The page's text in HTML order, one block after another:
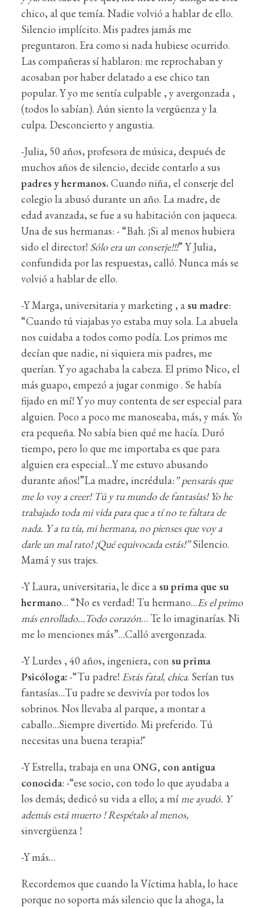
chico, al que temía. Nadie volvió a hablar de ello.
Silencio implícito. Mis padres jamás me
preguntaron. Era como si nada hubiese ocurrido.
Las compañeras sí hablaron: me reprochaban y
acosaban por haber delatado a ese chico tan
popular. Y yo me sentía culpable , y avergonzada ,
(todos lo sabían). Aún siento la vergüenza y la
culpa. Desconcierto y angustia.
-Julia, 50 años, profesora de música, después de
muchos años de silencio, decide contarlo a sus
padres y hermanos. Cuando niña, el conserje del
colegio la abusó durante un año. La madre, de
edad avanzada, se fue a su habitación con jaqueca.
Una de sus hermanas: - “Bah. ¡Si al menos hubiera
sido el director! Sólo era un conserje!!!” Y Julia,
confundida por las respuestas, calló. Nunca más se
volvió a hablar de ello.
-Y Marga, universitaria y marketing , asu madre:
“Cuando tú viajabas yo estaba muy sola. La abuela
nos cuidaba a todos como podía. Los primos me
decían que nadie, ni siquiera mis padres, me
querían. Y yo agachaba la cabeza. El primo Nico, el
más guapo, empezó a jugar conmigo . Se había
fijado en mí! Y yo muy contenta de ser especial para
alguien. Poco a poco me manoseaba, más, y más. Yo
era pequeña. No sabía bien qué me hacía. Duró
tiempo, pero lo que me importaba es que para
alguien era especial…Y me estuvo abusando
durante años!”La madre, incrédula:” pensarás que
me lo voy a creer! Tú y tu mundo de fantasías! Yo he
trabajado toda mi vida para que a tí no te faltara de
nada. Y a tu tía, mi hermana, no pienses que voy a
darle un mal rato! ¡Qué equivocada estás!”Silencio.
Mamá y sus trajes.
-Y Laura, universitaria, le dice asu prima que su
hermano… “No es verdad! Tu hermano…Es el primo
más enrollado…Todo corazón… Te lo imaginarías. Ni
me lo menciones más”…Calló avergonzada.
-Y Lurdes , 40 años, ingeniera, con su prima
Psicóloga: -“Tu padre! Estás fatal, chica. Serían tus
fantasías…Tu padre se desvivía por todos los
sobrinos. Nos llevaba al parque, a montar a
caballo…Siempre divertido. Mi preferido. Tú
necesitas una buena terapia!"
-Y Estrella, trabaja en una ONG, con antigua
conocida: -“ese socio, con todo lo que ayudaba a
los demás; dedicó su vida a ello; a míme ayudó. Y
además está muerto ! Respétalo al menos,
sinvergüenza !
-Y más…
Recordemos que cuando la Víctima habla, lo hace
porque no soporta más silencio que la ahoga, la